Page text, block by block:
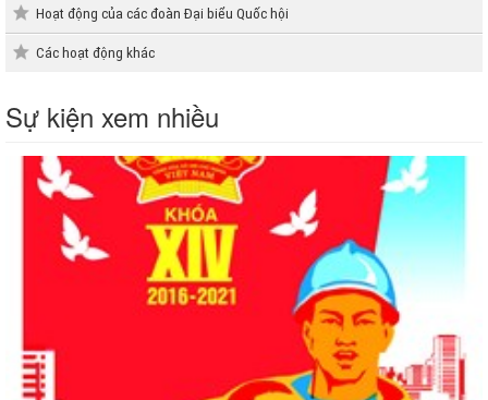
Hoạt động của các đoàn Đại biểu Quốc hội
Các hoạt động khác
Sự kiện xem nhiều